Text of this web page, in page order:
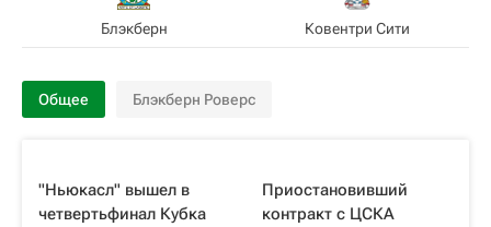
Блэкберн Ковентри Сити
Общее Блэкберн Роверс
"Ньюкасл" вышел в
четвертьфинал Кубка
Приостановивший
контракт с ЦСКА